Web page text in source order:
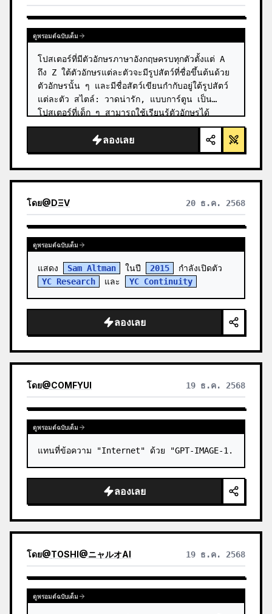
GPTIMAGE15PROMPTS.PROMPTCARD.VIEWOTHERMODELRESULTS
ดูพรอมต์ฉบับเต็ม
โปสเตอร์ที่มีตัวอักษรภาษาอังกฤษครบทุกตัวตั้งแต่ A
ถึง Z ใต้ตัวอักษรแต่ละตัวจะมีรูปสัตว์ที่ชื่อขึ้นต้นด้วย
ตัวอักษรนั้น ๆ และมีชื่อสัตว์เขียนกำกับอยู่ใต้รูปสัตว์
แต่ละตัว สไตล์: วาดน่ารัก, แบบการ์ตูน เป็น
โปสเตอร์ที่เด็ก ๆ สามารถใช้เรียนรู้ตัวอักษรได้
ลองเลย
โดย@DΞV 20 ธ.ค. 2568
ดูพรอมต์ฉบับเต็ม
แสดง Sam Altman ในปี 2015
YC Research
และ YC Continuity
ลองเลย
โดย@COMFYUI 19 ธ.ค. 2568
ดูพรอมต์ฉบับเต็ม
แทนที่ข้อความ "Internet" ด้วย "GPT-IMAGE-1.
ลองเลย
โดย@TOSHI@ニャルオAI 19 ธ.ค. 2568
ดูพรอมต์ฉบับเต็ม